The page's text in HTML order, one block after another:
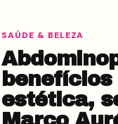
SAÚDE & BELEZA
estética,